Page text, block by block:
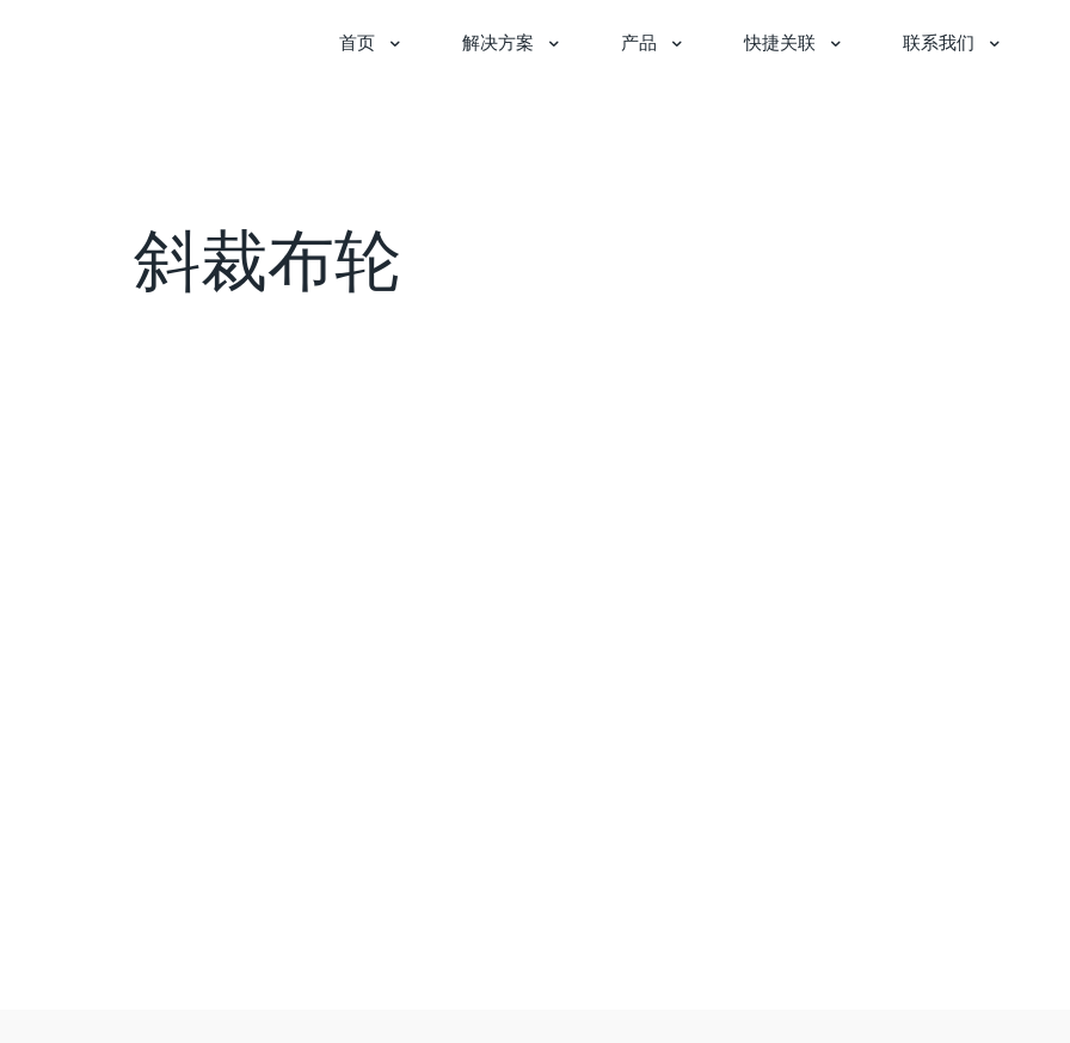
首页 解决方案 产品 快捷关联 联系我们
斜裁布轮